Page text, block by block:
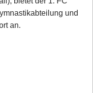
und
an.